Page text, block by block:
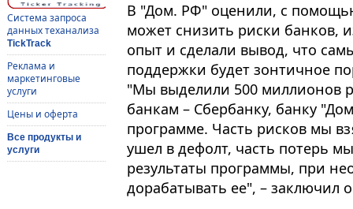
Система запроса
данных теханализа
TickTrack
Реклама и
маркетинговые
услуги
Цены и оферта
Все продукты и
услуги
В "Дом. РФ" оценили, с
может снизить риски банков,
опыт и сделали вывод, что
поддержки будет зонтичное
"Мы выделили 500 миллионов
банкам – Сбербанку, банку
программе. Часть рисков мы
ушел в дефолт, часть потерь
результаты программы, при
дорабатывать ее", – заключил